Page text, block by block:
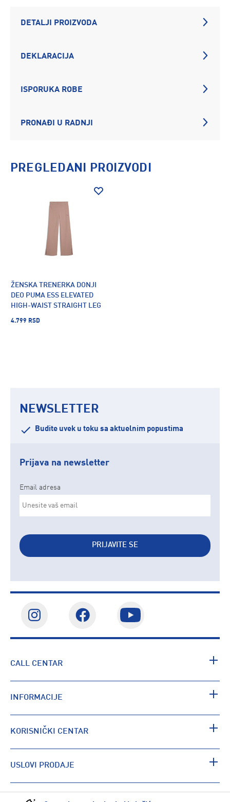
DETALJI PROIZVODA
DEKLARACIJA
ISPORUKA ROBE
PRONAĐI U RADNJI
PREGLEDANI PROIZVODI
ŽENSKA TRENERKA DONJI
DEO PUMA ESS ELEVATED
HIGH-WAIST STRAIGHT LEG
4.799 RSD
NEWSLETTER
Budite uvek u toku sa aktuelnim popustima
Prijava na newsletter
Email adresa
PRIJAVITE SE
CALL CENTAR
INFORMACIJE
KORISNIČKI CENTAR
USLOVI PRODAJE
PRONAĐI RADNJU